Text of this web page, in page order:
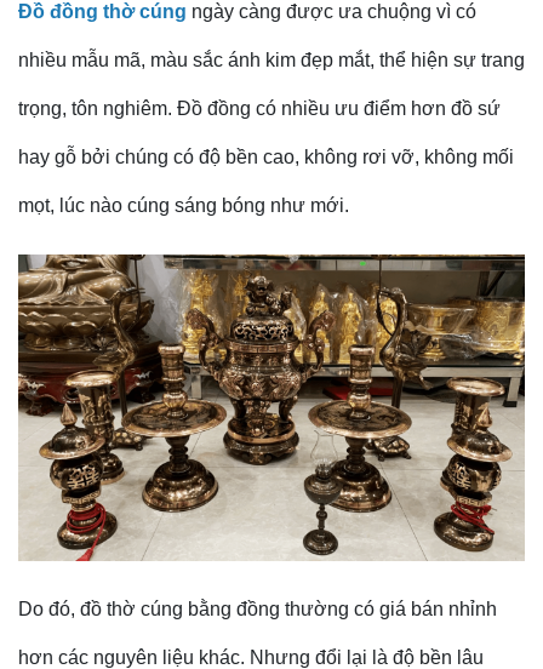
Đồ đồng thờ cúng ngày càng được ưa chuộng vì có
nhiều mẫu mã, màu sắc ánh kim đẹp mắt, thể hiện sự trang
trọng, tôn nghiêm. Đồ đồng có nhiều ưu điểm hơn đồ sứ
hay gỗ bởi chúng có độ bền cao, không rơi vỡ, không mối
mọt, lúc nào cúng sáng bóng như mới.
Do đó, đồ thờ cúng bằng đồng thường có giá bán nhỉnh
hơn các nguyên liệu khác. Nhưng đổi lại là độ bền lâu